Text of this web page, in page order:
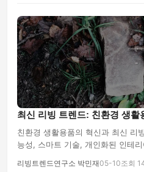
최신 리빙 트렌드: 친환경 생활
친환경 생활용품의 혁신과 최신 리
능성, 스마트 기술, 개인화된 인테
리빙트렌드연구소 박민재05-10조회